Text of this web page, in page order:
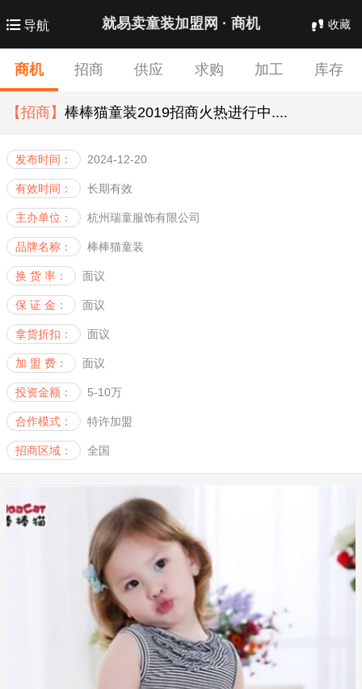
导航 就易卖童装加盟网 · 商机 收藏
商机 招商 供应 求购 加工 库存
批发 合作
【招商】棒棒猫童装2019招商火热进行中....
发布时间： 2024-12-20
有效时间： 长期有效
主办单位： 杭州瑞童服饰有限公司
品牌名称： 棒棒猫童装
换 货 率： 面议
保 证 金： 面议
拿货折扣： 面议
加 盟 费： 面议
投资金额： 5-10万
合作模式： 特许加盟
招商区域： 全国